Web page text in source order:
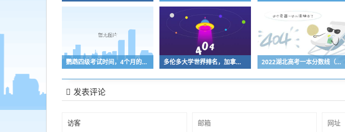
鹦鹉四级考试时间，4个月的鹦鹉还能训练吗 多伦多大学世界排名，加拿大名校排名 2022湖北高考一本分数线（湖北高考一本录取分数线2021）
发表评论